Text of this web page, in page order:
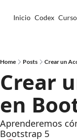
Inicio Codex
Home Posts Crear un
Crear
en
Aprenderemos
Bootstrap 5